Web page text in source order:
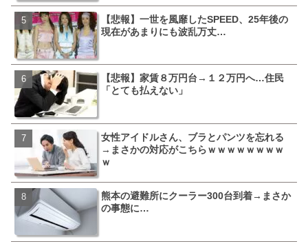
【悲報】一世を風靡したSPEED、25年後の
現在があまりにも波乱万丈…
【悲報】家賃８万円台→１２万円へ…住民
「とても払えない」
女性アイドルさん、ブラとパンツを忘れる
→まさかの対応がこちらｗｗｗｗｗｗｗｗ
ｗ
熊本の避難所にクーラー300台到着→まさか
の事態に…
ランサムウェア攻撃を受け
ずか10日で復旧した理由が
福岡テレビ局にとんでもな
【衝撃】三笘が事故った時
てさ…←これw w w w w w
有吉「うまくても絶対に行